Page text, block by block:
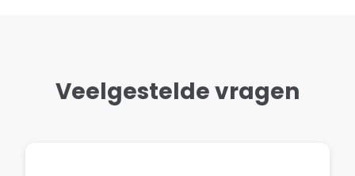
Veelgestelde vragen